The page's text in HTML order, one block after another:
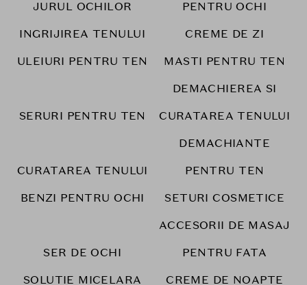
JURUL OCHILOR
PENTRU OCHI
INGRIJIREA TENULUI
CREME DE ZI
ULEIURI PENTRU TEN
MASTI PENTRU TEN
SERURI PENTRU TEN
DEMACHIEREA SI
CURATAREA TENULUI
CURATAREA TENULUI
DEMACHIANTE
PENTRU TEN
BENZI PENTRU OCHI
SETURI COSMETICE
SER DE OCHI
ACCESORII DE MASAJ
PENTRU FATA
SOLUTIE MICELARA
CREME DE NOAPTE